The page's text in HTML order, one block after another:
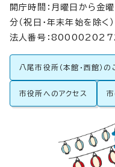
開庁時間：月曜日から
分（祝日・年末年始を除く）
法人番号：
八尾市役所（本館・西館）の
市役所へのアクセス